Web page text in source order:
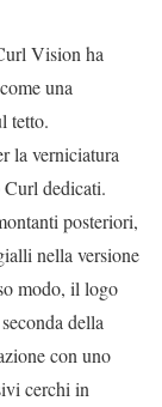
Vision ha
una
tetto.
la verniciatura
dedicati.
posteriori,
nella versione
modo, il logo
della
con uno
cerchi in